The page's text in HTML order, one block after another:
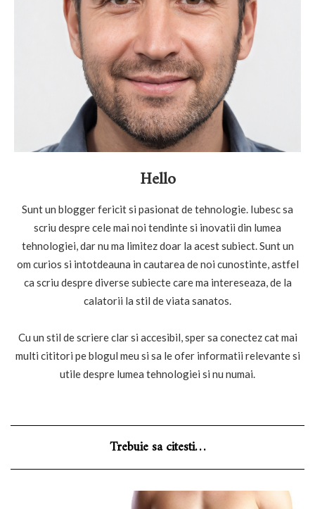
Hello
Sunt un blogger fericit si pasionat de tehnologie. Iubesc sa
scriu despre cele mai noi tendinte si inovatii din lumea
tehnologiei, dar nu ma limitez doar la acest subiect. Sunt un
om curios si intotdeauna in cautarea de noi cunostinte, astfel
ca scriu despre diverse subiecte care ma intereseaza, de la
calatorii la stil de viata sanatos.
Cu un stil de scriere clar si accesibil, sper sa conectez cat mai
multi cititori pe blogul meu si sa le ofer informatii relevante si
utile despre lumea tehnologiei si nu numai.
Trebuie sa citesti…